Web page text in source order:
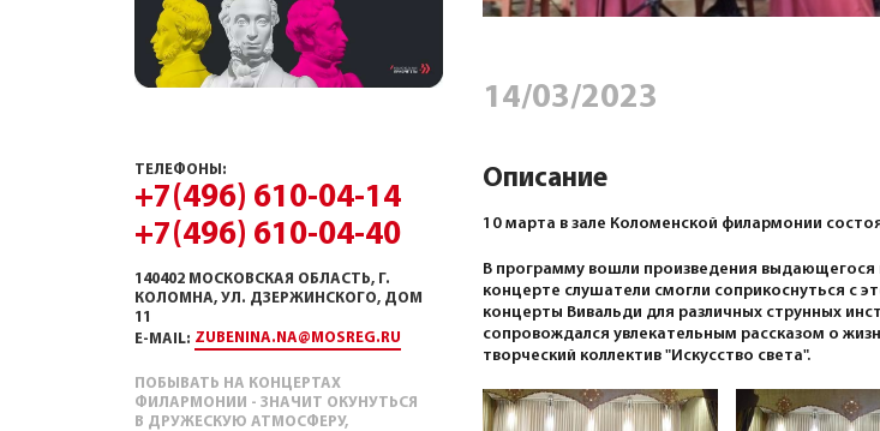
14/03/2023
Описание
10 марта в зале Коломенской филармонии
В программу вошли произведения выдающегося
концерте слушатели смогли соприкоснуться с
концерты Вивальди для различных струнных
сопровождался увлекательным рассказом о
творческий коллектив "Искусство света".
ТЕЛЕФОНЫ:
+7(496) 610-04-14
+7(496) 610-04-40
140402 МОСКОВСКАЯ ОБЛАСТЬ, Г.
КОЛОМНА, УЛ. ДЗЕРЖИНСКОГО, ДОМ
11
E-MAIL: ZUBENINA.NA@MOSREG.RU
ПОБЫВАТЬ НА КОНЦЕРТАХ
ФИЛАРМОНИИ - ЗНАЧИТ ОКУНУТЬСЯ
В ДРУЖЕСКУЮ АТМОСФЕРУ,